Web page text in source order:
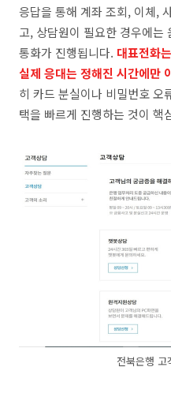
응답을 통해 계좌 조회, 이체,
고, 상담원이 필요한 경우에는
통화가 진행됩니다. 대표전화
실제 응대는 정해진 시간에만
히 카드 분실이나 비밀번호 오
택을 빠르게 진행하는 것이 핵
전북은행 고